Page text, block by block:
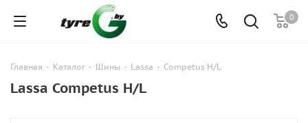
0
Главная - Каталог - Шины - Lassa - Competus H/L
Lassa Competus H/L